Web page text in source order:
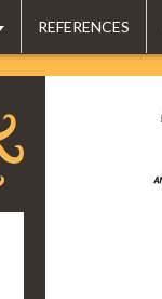
REFERENCES